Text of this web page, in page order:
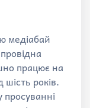
медіабай
працює на
років.